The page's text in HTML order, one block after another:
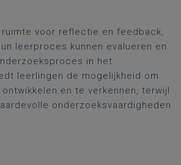
voor reflectie en feedback,
leerproces kunnen evalueren en
in het
leerlingen de mogelijkheid om
en te verkennen, terwijl
onderzoeksvaardigheden